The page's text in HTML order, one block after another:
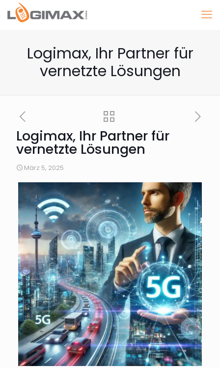
Logimax, Ihr Partner für
vernetzte Lösungen
Logimax, Ihr Partner für
vernetzte Lösungen
März 5, 2025